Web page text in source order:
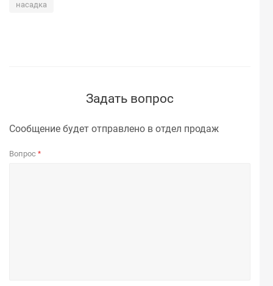
насадка
Задать вопрос
Сообщение будет отправлено в отдел продаж
Вопрос *